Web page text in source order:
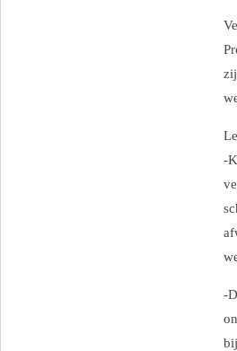
-
-